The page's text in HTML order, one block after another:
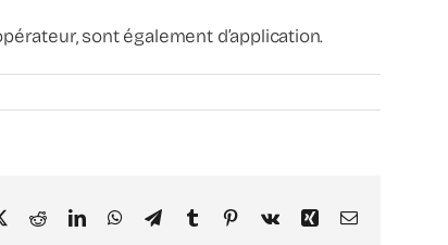
sont également d’application.
RedditLinkedInWhatsApp
TelegramTumblr PinterestVk Xing Email